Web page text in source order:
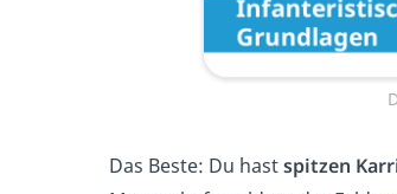
Das Beste: Du hastspitzen